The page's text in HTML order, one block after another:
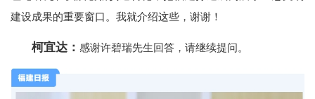
建设成果的重要窗口。我就介绍这些，谢谢！
柯宜达：感谢许碧瑞先生回答，请继续提问。